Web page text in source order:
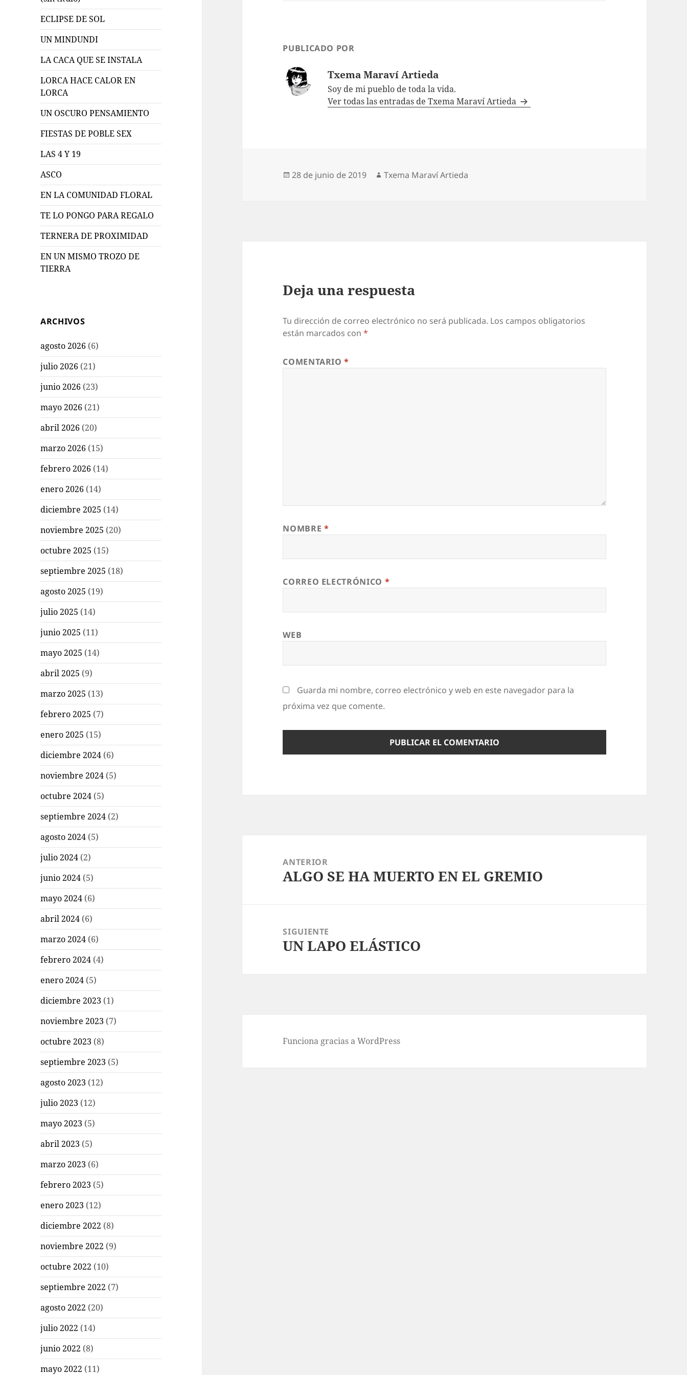
ECLIPSE DE SOL
UN MINDUNDI
LA CACA QUE SE INSTALA
LORCA HACE CALOR EN
LORCA
UN OSCURO PENSAMIENTO
FIESTAS DE POBLE SEX
LAS 4 Y 19
ASCO
EN LA COMUNIDAD FLORAL
TE LO PONGO PARA REGALO
TERNERA DE PROXIMIDAD
EN UN MISMO TROZO DE
TIERRA
ARCHIVOS
agosto 2026 (6)
julio 2026 (21)
junio 2026 (23)
mayo 2026 (21)
abril 2026 (20)
marzo 2026 (15)
febrero 2026 (14)
enero 2026 (14)
diciembre 2025 (14)
noviembre 2025 (20)
octubre 2025 (15)
septiembre 2025 (18)
agosto 2025 (19)
julio 2025 (14)
junio 2025 (11)
mayo 2025 (14)
abril 2025 (9)
marzo 2025 (13)
febrero 2025 (7)
enero 2025 (15)
diciembre 2024 (6)
noviembre 2024 (5)
octubre 2024 (5)
septiembre 2024 (2)
agosto 2024 (5)
julio 2024 (2)
junio 2024 (5)
mayo 2024 (6)
abril 2024 (6)
marzo 2024 (6)
febrero 2024 (4)
enero 2024 (5)
diciembre 2023 (1)
noviembre 2023 (7)
octubre 2023 (8)
septiembre 2023 (5)
agosto 2023 (12)
julio 2023 (12)
mayo 2023 (5)
abril 2023 (5)
marzo 2023 (6)
febrero 2023 (5)
enero 2023 (12)
diciembre 2022 (8)
noviembre 2022 (9)
octubre 2022 (10)
septiembre 2022 (7)
agosto 2022 (20)
julio 2022 (14)
junio 2022 (8)
mayo 2022 (11)
PUBLICADO POR
Txema Maraví Artieda
Soy de mi pueblo de toda la vida.
Ver todas las entradas de Txema Maraví Artieda
Publicado
28 de junio de 2019 Autor
Txema Maraví Artieda
Deja una respuesta
Tu dirección de correo electrónico no será publicada. Los campos obligatorios
están marcados con*
COMENTARIO*
NOMBRE *
CORREO ELECTRÓNICO *
WEB
Guarda mi nombre, correo electrónico y web en este navegador para la
próxima vez que comente.
entradas
ANTERIOR
Entrada
ALGO SE HA MUERTO EN EL GREMIO
SIGUIENTE
Entrada
UN LAPO ELÁSTICO
Funciona gracias a WordPress